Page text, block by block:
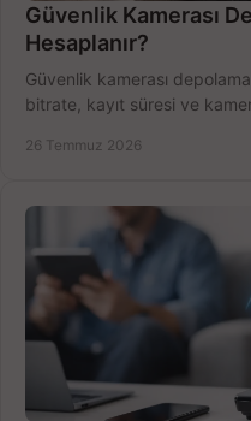
Güvenlik Kamerası
Hesaplanır?
Güvenlik kamerası
bitrate, kayıt süresi ve
26 Temmuz 2026